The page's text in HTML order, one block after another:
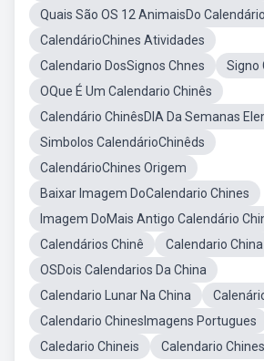
Quais São OS 12 AnimaisDo
CalendárioChines Atividades
Calendario DosSignos Chnes
Signo
OQue É Um Calendario Chinês
Calendário ChinêsDIA Da Semanas
Simbolos CalendárioChinêds
CalendárioChines Origem
Baixar Imagem DoCalendario Chines
Imagem DoMais Antigo Calendário
Calendários Chinê
Calendario China
OSDois Calendarios Da China
Calendario Lunar Na China
Calendario ChinesImagens Portugues
Caledario Chineis
Calendario